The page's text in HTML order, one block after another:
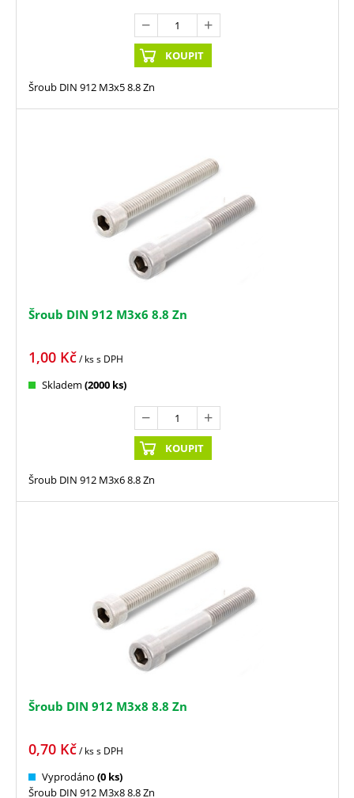
KOUPIT
Šroub DIN 912 M3x5 8.8 Zn
Šroub DIN 912 M3x6 8.8 Zn
1,00 Kč/ kss DPH
Skladem (2000 ks)
KOUPIT
Šroub DIN 912 M3x6 8.8 Zn
Šroub DIN 912 M3x8 8.8 Zn
0,70 Kč/ kss DPH
Vyprodáno (0 ks)
Šroub DIN 912 M3x8 8.8 Zn